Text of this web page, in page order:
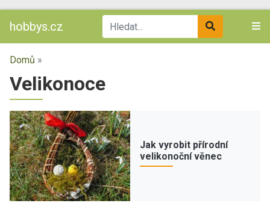
hobbys.cz
Domů »
Velikonoce
Jak vyrobit přírodní
velikonoční věnec